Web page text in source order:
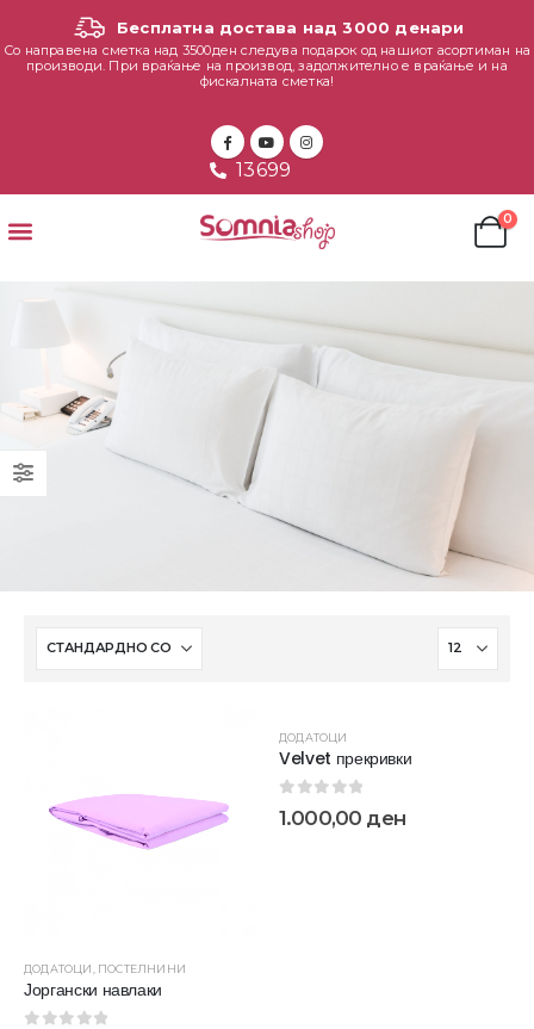
Бесплатна достава над 3000 денари
Со направена сметка над 3500ден следува подарок од нашиот асортиман на
производи. При враќање на производ, задолжително е враќање и на
фискалната сметка!
13699
0
ДОДАТОЦИ ПОСТЕЛНИНИ
Јоргански навлаки
ДОДАТОЦИ
Velvet прекривки
0 out of 5
1.000,00 ден